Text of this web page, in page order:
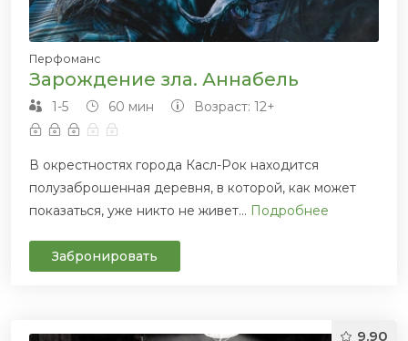
Перфоманс
Зарождение зла. Аннабель
1-5 60 мин Возраст: 12+
В окрестностях города Касл-Рок находится
полузаброшенная деревня, в которой, как может
показаться, уже никто не живет... Подробнее
Забронировать
9.90